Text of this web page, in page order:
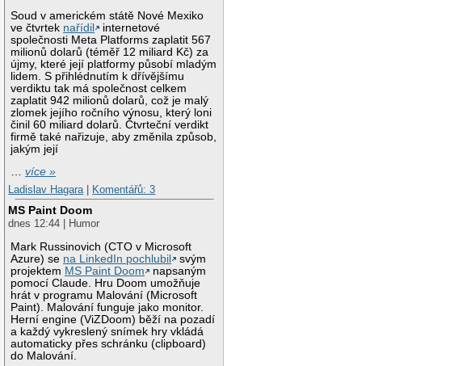
Soud v americkém státě Nové Mexiko
ve čtvrtek nařídil
internetové
společnosti Meta Platforms zaplatit 567
milionů dolarů (téměř 12 miliard Kč) za
újmy, které její platformy působí mladým
lidem. S přihlédnutím k dřívějšímu
verdiktu tak má společnost celkem
zaplatit 942 milionů dolarů, což je malý
zlomek jejího ročního výnosu, který loni
činil 60 miliard dolarů. Čtvrteční verdikt
firmě také nařizuje, aby změnila způsob,
jakým její
…více »
Ladislav Hagara
Komentářů: 3
MS Paint Doom
dnes 12:44 | Humor
Mark Russinovich (CTO v Microsoft
Azure) se na LinkedIn pochlubil
svým
projektem MS Paint Doom
napsaným
pomocí Claude. Hru Doom umožňuje
hrát v programu Malování (Microsoft
Paint). Malování funguje jako monitor.
Herní engine (ViZDoom) běží na pozadí
a každý vykreslený snímek hry vkládá
automaticky přes schránku (clipboard)
do Malování.